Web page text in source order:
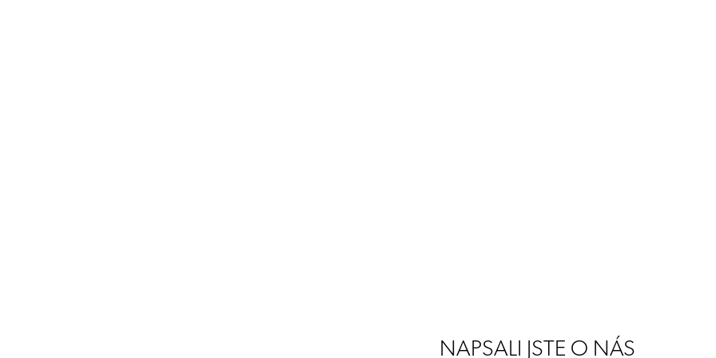
NAPSALI JSTE O NÁS